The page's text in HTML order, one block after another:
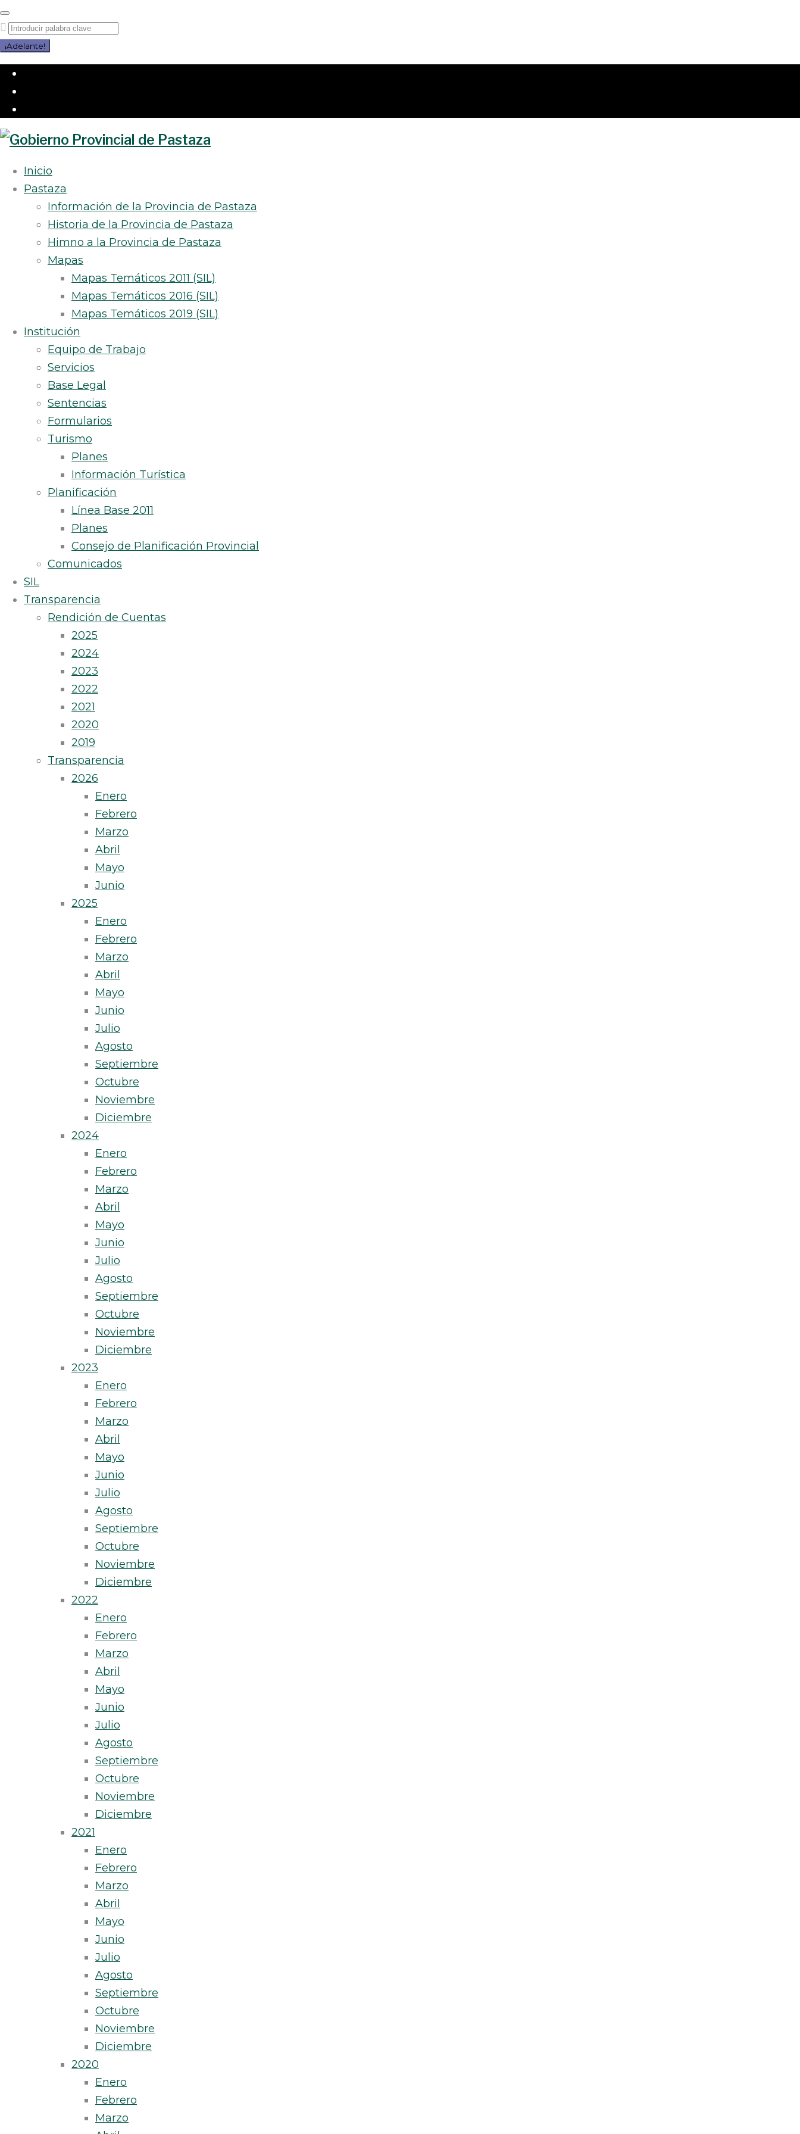
Saltar
al
contenido
Buscar
por:
¡Adelante!
Inicio
Pastaza
Información de la Provincia de Pastaza
Historia de la Provincia de Pastaza
Himno a la Provincia de Pastaza
Mapas
Mapas Temáticos 2011 (SIL)
Mapas Temáticos 2016 (SIL)
Mapas Temáticos 2019 (SIL)
Institución
Equipo de Trabajo
Servicios
Base Legal
Sentencias
Formularios
Turismo
Planes
Información Turística
Planificación
Línea Base 2011
Planes
Consejo de Planificación Provincial
Comunicados
SIL
Transparencia
Rendición de Cuentas
2025
2024
2023
2022
2021
2020
2019
Transparencia
2026
Enero
Febrero
Marzo
Abril
Mayo
Junio
2025
Enero
Febrero
Marzo
Abril
Mayo
Junio
Julio
Agosto
Septiembre
Octubre
Noviembre
Diciembre
2024
Enero
Febrero
Marzo
Abril
Mayo
Junio
Julio
Agosto
Septiembre
Octubre
Noviembre
Diciembre
2023
Enero
Febrero
Marzo
Abril
Mayo
Junio
Julio
Agosto
Septiembre
Octubre
Noviembre
Diciembre
2022
Enero
Febrero
Marzo
Abril
Mayo
Junio
Julio
Agosto
Septiembre
Octubre
Noviembre
Diciembre
2021
Enero
Febrero
Marzo
Abril
Mayo
Junio
Julio
Agosto
Septiembre
Octubre
Noviembre
Diciembre
2020
Enero
Febrero
Marzo